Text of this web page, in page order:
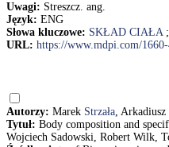
Uwagi: Streszcz. ang.
Język: ENG
Słowa kluczowe: SKŁAD CIAŁA;
URL: https://www.mdpi.com/
Autorzy: Marek Strzała, Arkadiusz
Tytuł: Body composition and
Wojciech Sadowski, Robert Wilk,